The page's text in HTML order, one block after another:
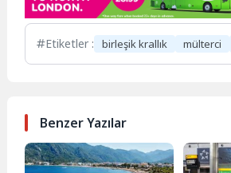
Etiketler : birleşik krallık mülterci
Benzer Yazılar